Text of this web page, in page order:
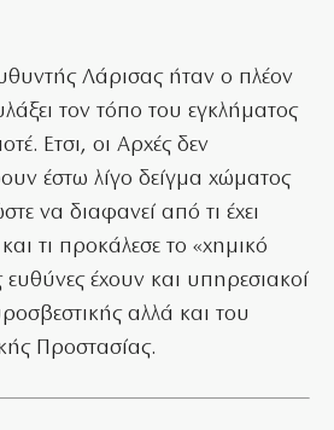
Λάρισας ήταν ο πλέον
τον τόπο του εγκλήματος
Ετσι, οι Αρχές δεν
έστω λίγο δείγμα χώματος
να διαφανεί από τι έχει
τι προκάλεσε το «χημικό
ευθύνες έχουν και υπηρεσιακοί
αλλά και του
Προστασίας.